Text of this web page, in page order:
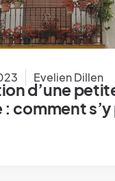
Evelien Dillen
d’une
comment